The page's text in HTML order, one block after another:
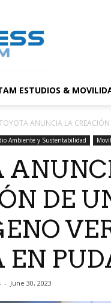
ESTUDIOS &
ANUNCIA LA
Ambiente y Sustentabilidad
DE
EN
- June 30, 2023